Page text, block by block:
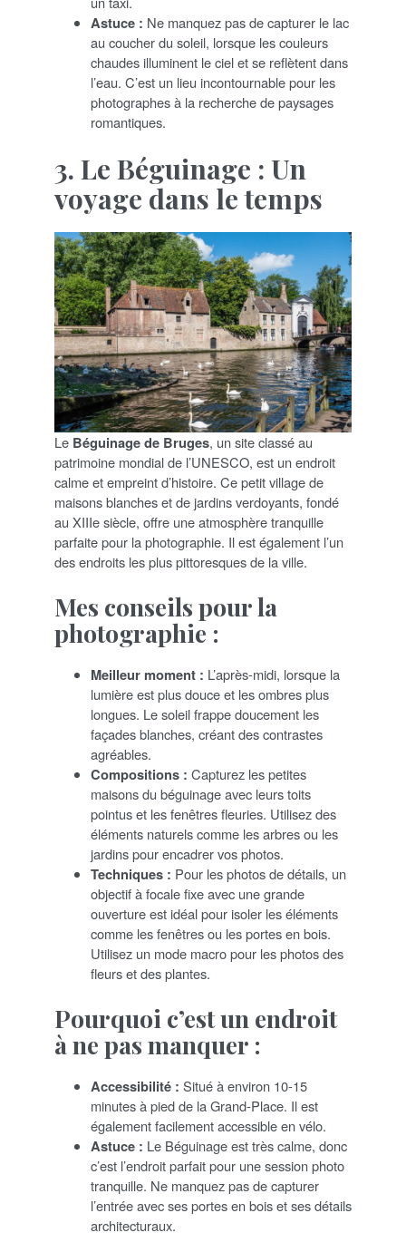
Astuce : Ne manquez pas de capturer le lac
au coucher du soleil, lorsque les couleurs
chaudes illuminent le ciel et se reflètent dans
l’eau. C’est un lieu incontournable pour les
photographes à la recherche de paysages
romantiques.
3. Le Béguinage : Un
voyage dans le temps
Le Béguinage de Bruges, un site classé au
patrimoine mondial de l’UNESCO, est un endroit
calme et empreint d’histoire. Ce petit village de
maisons blanches et de jardins verdoyants, fondé
au XIIIe siècle, offre une atmosphère tranquille
parfaite pour la photographie. Il est également l’un
des endroits les plus pittoresques de la ville.
Mes conseils pour la
photographie :
Meilleur moment : L’après-midi, lorsque la
lumière est plus douce et les ombres plus
longues. Le soleil frappe doucement les
façades blanches, créant des contrastes
agréables.
Compositions : Capturez les petites
maisons du béguinage avec leurs toits
pointus et les fenêtres fleuries. Utilisez des
éléments naturels comme les arbres ou les
jardins pour encadrer vos photos.
Techniques : Pour les photos de détails, un
objectif à focale fixe avec une grande
ouverture est idéal pour isoler les éléments
comme les fenêtres ou les portes en bois.
Utilisez un mode macro pour les photos des
fleurs et des plantes.
Pourquoi c’est un endroit
à ne pas manquer :
Accessibilité : Situé à environ 10-15
minutes à pied de la Grand-Place. Il est
également facilement accessible en vélo.
Astuce : Le Béguinage est très calme, donc
c’est l’endroit parfait pour une session photo
tranquille. Ne manquez pas de capturer
l’entrée avec ses portes en bois et ses détails
architecturaux.